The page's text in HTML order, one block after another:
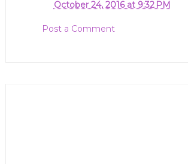
October 24, 2016 at 9:32 PM
Post a Comment